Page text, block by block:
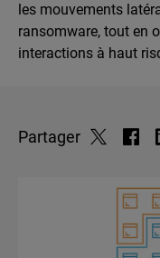
les mouvements
ransomware, tout en
interactions à haut
Partager